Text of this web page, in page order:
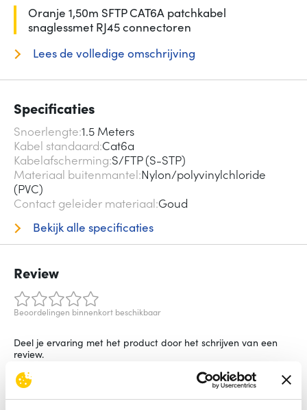
Oranje 1,50m SFTP CAT6A patchkabel
snaglessmet RJ45 connectoren
Lees de volledige omschrijving
Specificaties
Snoerlengte 1.5 Meters
Kabel standaard Cat6a
Kabelafscherming S/FTP (S-STP)
Materiaal buitenmantel Nylon/polyvinylchloride
(PVC)
Contact geleider materiaal Goud
Bekijk alle specificaties
Review
Beoordelingen binnenkort beschikbaar
Deel je ervaring met het product door het schrijven van een
review.
Schrijf een review